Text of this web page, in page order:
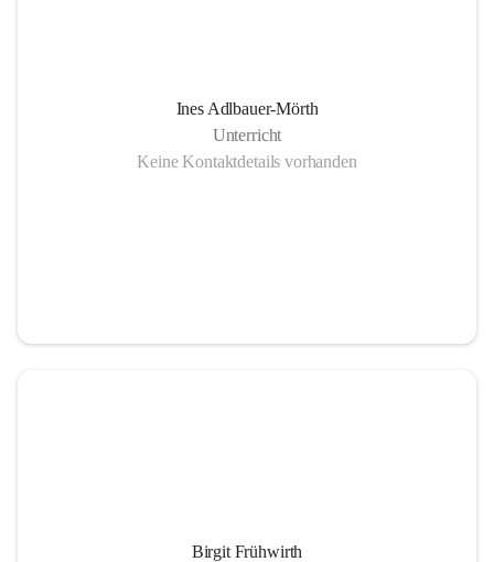
Ines Adlbauer-Mörth
Unterricht
Keine Kontaktdetails vorhanden
Birgit Frühwirth